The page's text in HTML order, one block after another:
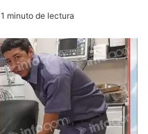
1 minuto de lectura